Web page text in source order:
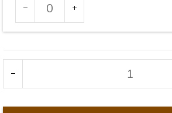
dla
produktu
3375